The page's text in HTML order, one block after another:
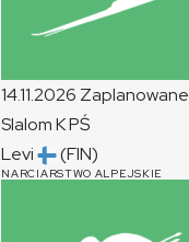
14.11.2026 Zaplanowane
SlalomKPŚ
Levi
(FIN)
NARCIARSTWO ALPEJSKIE